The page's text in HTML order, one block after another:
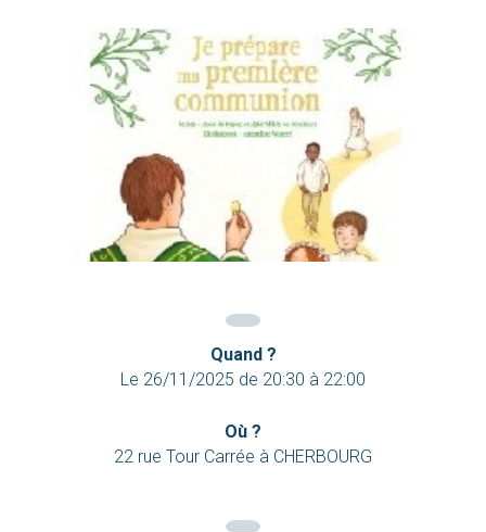
Quand ?
Le 26/11/2025 de 20:30 à 22:00
Où ?
22 rue Tour Carrée à CHERBOURG